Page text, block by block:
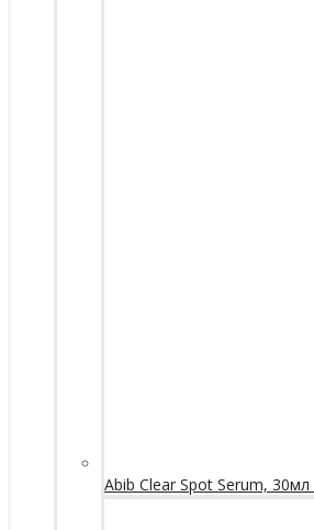
Abib Clear Spot Serum, 30мл